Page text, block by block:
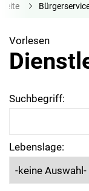
Vorlesen
Suchbegriff:
Lebenslage: